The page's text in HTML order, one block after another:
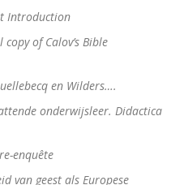
mensen. 2000 jaar Christus in
Introduction
copy of Calov’s Bible
en Wilders….
onderwijsleer. Didactica
enquête
van geest als Europese